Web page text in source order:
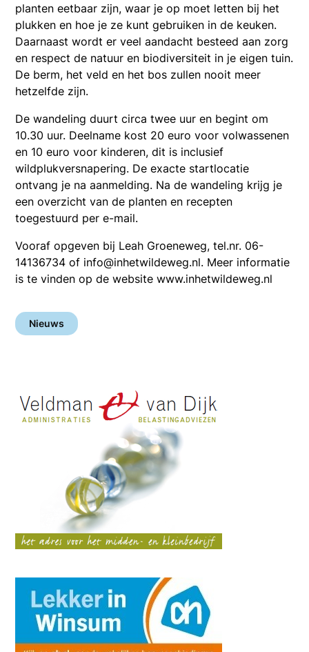
planten eetbaar zijn, waar je op moet letten bij het
plukken en hoe je ze kunt gebruiken in de keuken.
Daarnaast wordt er veel aandacht besteed aan zorg
en respect de natuur en biodiversiteit in je eigen tuin.
De berm, het veld en het bos zullen nooit meer
hetzelfde zijn.
De wandeling duurt circa twee uur en begint om
10.30 uur. Deelname kost 20 euro voor volwassenen
en 10 euro voor kinderen, dit is inclusief
wildplukversnapering. De exacte startlocatie
ontvang je na aanmelding. Na de wandeling krijg je
een overzicht van de planten en recepten
toegestuurd per e-mail.
Vooraf opgeven bij Leah Groeneweg, tel.nr. 06-
14136734 of info@inhetwildeweg.nl. Meer informatie
is te vinden op de website www.inhetwildeweg.nl
Nieuws